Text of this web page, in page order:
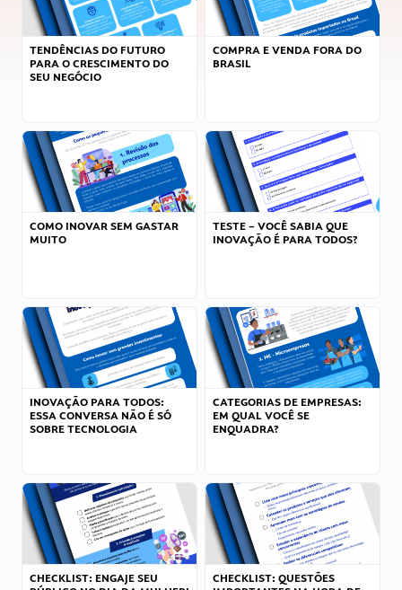
TENDÊNCIAS DO FUTURO
PARA O CRESCIMENTO DO
SEU NEGÓCIO
COMPRA E VENDA FORA DO
BRASIL
COMO INOVAR SEM GASTAR
MUITO
TESTE – VOCÊ SABIA QUE
INOVAÇÃO É PARA TODOS?
INOVAÇÃO PARA TODOS:
ESSA CONVERSA NÃO É SÓ
SOBRE TECNOLOGIA
CATEGORIAS DE EMPRESAS:
EM QUAL VOCÊ SE
ENQUADRA?
CHECKLIST: ENGAJE SEU
CHECKLIST: QUESTÕES